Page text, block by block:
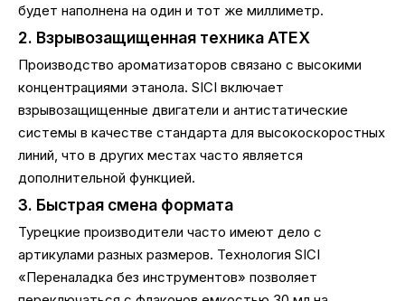
будет наполнена на один и тот же миллиметр.
2. Взрывозащищенная техника ATEX
Производство ароматизаторов связано с высокими
концентрациями этанола. SICI включает
взрывозащищенные двигатели и антистатические
системы в качестве стандарта для высокоскоростных
линий, что в других местах часто является
дополнительной функцией.
3. Быстрая смена формата
Турецкие производители часто имеют дело с
артикулами разных размеров. Технология SICI
«Переналадка без инструментов» позволяет